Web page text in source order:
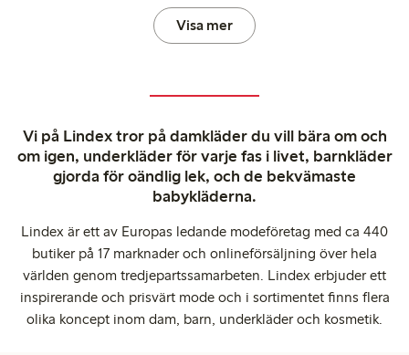
Visa mer
Vi på Lindex tror på damkläder du vill bära om och
om igen, underkläder för varje fas i livet, barnkläder
gjorda för oändlig lek, och de bekvämaste
babykläderna.
Lindex är ett av Europas ledande modeföretag med ca 440
butiker på 17 marknader och onlineförsäljning över hela
världen genom tredjepartssamarbeten. Lindex erbjuder ett
inspirerande och prisvärt mode och i sortimentet finns flera
olika koncept inom dam, barn, underkläder och kosmetik.